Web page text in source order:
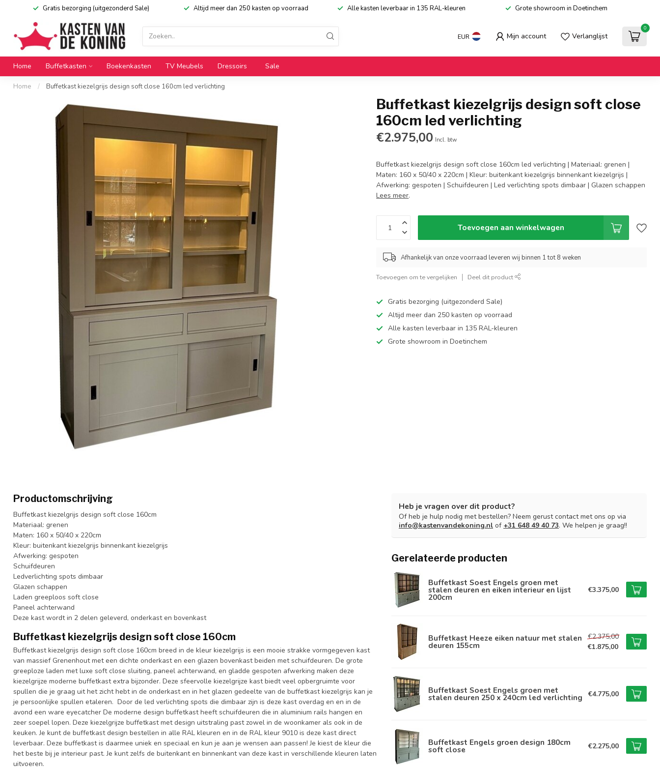
Gratis bezorging (uitgezonderd Sale) Altijd meer dan 250 kasten op voorraad Alle kasten leverbaar in 135 RAL-kleuren Grote showroom in Doetinchem
EUR Mijn account Verlanglijst
0
Home Buffetkasten Boekenkasten TV Meubels Dressoirs Sale
Home / Buffetkast kiezelgrijs design soft close 160cm led verlichting
Buffetkast kiezelgrijs design soft close
160cm led verlichting
€2.975,00 Incl. btw
Buffetkast kiezelgrijs design soft close 160cm led verlichting | Materiaal: grenen |
Maten: 160 x 50/40 x 220cm | Kleur: buitenkant kiezelgrijs binnenkant kiezelgrijs |
Afwerking: gespoten | Schuifdeuren | Led verlichting spots dimbaar | Glazen schappen
Lees meer.
Toevoegen aan winkelwagen
Afhankelijk van onze voorraad leveren wij binnen 1 tot 8 weken
Toevoegen om te vergelijken Deel dit product
Gratis bezorging (uitgezonderd Sale)
Altijd meer dan 250 kasten op voorraad
Alle kasten leverbaar in 135 RAL-kleuren
Grote showroom in Doetinchem
Productomschrijving
Buffetkast kiezelgrijs design soft close 160cm
Materiaal: grenen
Maten: 160 x 50/40 x 220cm
Kleur: buitenkant kiezelgrijs binnenkant kiezelgrijs
Afwerking: gespoten
Schuifdeuren
Ledverlichting spots dimbaar
Glazen schappen
Laden greeploos soft close
Paneel achterwand
Deze kast wordt in 2 delen geleverd, onderkast en bovenkast
Buffetkast kiezelgrijs design soft close 160cm
Buffetkast kiezelgrijs design soft close 160cm breed in de kleur kiezelgrijs is een mooie strakke vormgegeven kast
van massief Grenenhout met een dichte onderkast en een glazen bovenkast beiden met schuifdeuren. De grote
greeploze laden met luxe soft close sluiting, paneel achterwand, en gladde gespoten afwerking maken deze
kiezelgrijze moderne buffetkast extra bijzonder. Deze sfeervolle kiezelgrijze kast biedt veel opbergruimte voor
spullen die je graag uit het zicht hebt in de onderkast en in het glazen gedeelte van de buffetkast kiezelgrijs kan je
je persoonlijke spullen etaleren. Door de led verlichting spots die dimbaar zijn is deze kast overdag en en in de
avond een ware eyecatcher De moderne design buffetkast heeft schuifdeuren die in aluminium rails hangen en
zeer soepel lopen. Deze kiezelgrijze buffetkast met design uitstraling past zowel in de woonkamer als ook in de
keuken. Je kunt de buffetkast design bestellen in alle RAL kleuren en in de RAL kleur 9010 is deze kast direct
leverbaar. Deze buffetkast is daarmee uniek en speciaal en kun je aan je wensen aan passen! Je kiest de kleur die
het beste bij je interieur past. Je kunt zelfs de buitenkant en binnenkant van deze kast in verschillende kleuren laten
uitvoeren.
Heb je vragen over dit product?
Of heb je hulp nodig met bestellen? Neem gerust contact met ons op via
info@kastenvandekoning.nl of +31 648 49 40 73. We helpen je graag!!
Gerelateerde producten
Buffetkast Soest Engels groen met
stalen deuren en eiken interieur en lijst
200cm
€3.375,00
Buffetkast Heeze eiken natuur met stalen
deuren 155cm
€2.375,00
€1.875,00
Buffetkast Soest Engels groen met
stalen deuren 250 x 240cm led verlichting €4.775,00
Buffetkast Engels groen design 180cm
soft close €2.275,00